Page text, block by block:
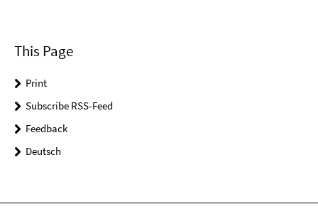
This Page
Print
Subscribe RSS-Feed
Feedback
Deutsch